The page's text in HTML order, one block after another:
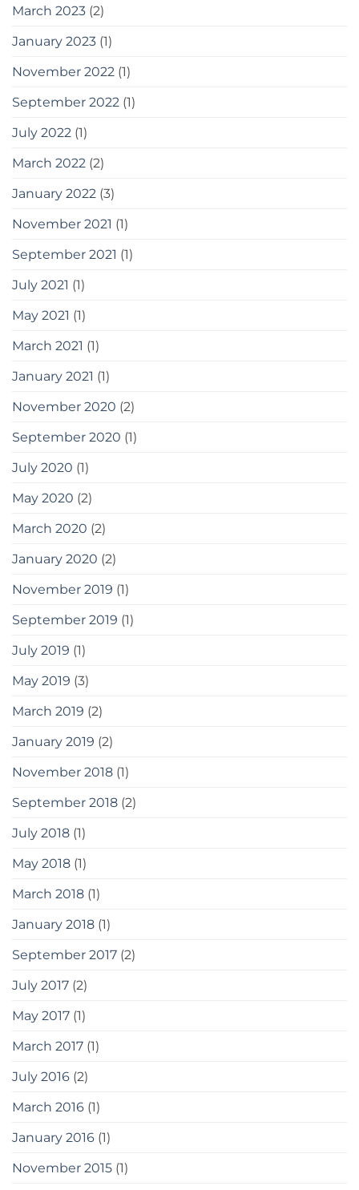
March 2023 (2)
January 2023 (1)
November 2022 (1)
September 2022 (1)
July 2022 (1)
March 2022 (2)
January 2022 (3)
November 2021 (1)
September 2021 (1)
July 2021 (1)
May 2021 (1)
March 2021 (1)
January 2021 (1)
November 2020 (2)
September 2020 (1)
July 2020 (1)
May 2020 (2)
March 2020 (2)
January 2020 (2)
November 2019 (1)
September 2019 (1)
July 2019 (1)
May 2019 (3)
March 2019 (2)
January 2019 (2)
November 2018 (1)
September 2018 (2)
July 2018 (1)
May 2018 (1)
March 2018 (1)
January 2018 (1)
September 2017 (2)
July 2017 (2)
May 2017 (1)
March 2017 (1)
July 2016 (2)
March 2016 (1)
January 2016 (1)
November 2015 (1)